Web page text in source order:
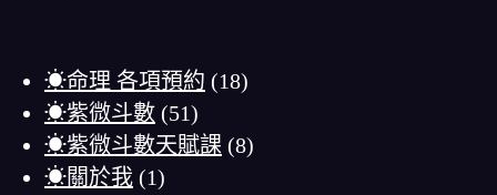
☀命理 各項預約 (18)
☀紫微斗數 (51)
☀紫微斗數天賦課 (8)
☀關於我 (1)